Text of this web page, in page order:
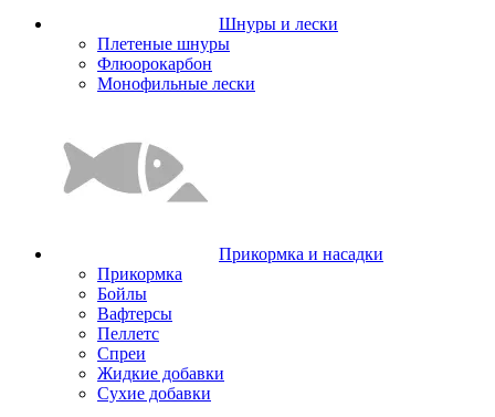
Шнуры и лески
Плетеные шнуры
Флюорокарбон
Монофильные лески
Прикормка и насадки
Прикормка
Бойлы
Вафтерсы
Пеллетс
Спреи
Жидкие добавки
Сухие добавки